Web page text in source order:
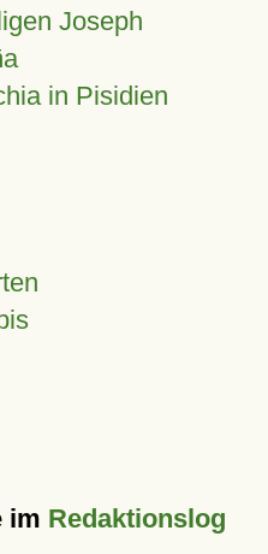
Joseph
in Pisidien
im Redaktionslog